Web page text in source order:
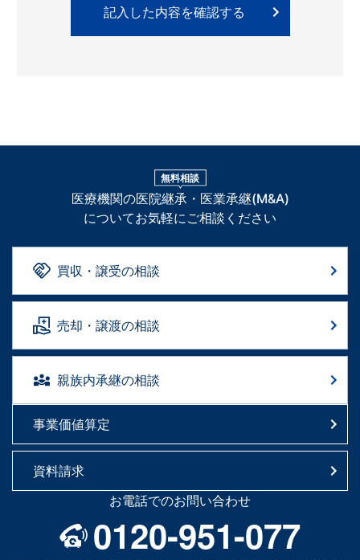
無料相談
医療機関の医院継承・医業承継(M&A)
についてお気軽にご相談ください
買収・譲受の相談
売却・譲渡の相談
親族内承継の相談
事業価値算定
資料請求
お電話でのお問い合わせ
0120-951-077